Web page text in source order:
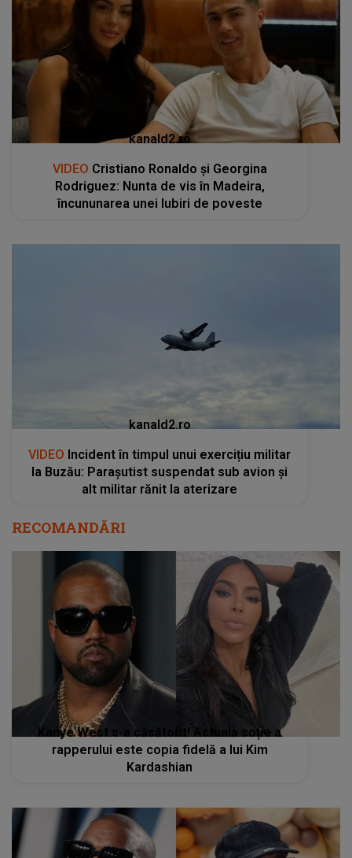
kanald2.ro
VIDEO Cristiano Ronaldo și Georgina
Rodriguez: Nunta de vis în Madeira,
încununarea unei Iubiri de poveste
kanald2.ro
VIDEO Incident în timpul unui exercițiu militar
la Buzău: Parașutist suspendat sub avion și
alt militar rănit la aterizare
RECOMANDĂRI
Kanye West s-a căsătorit! Actuala soție a
rapperului este copia fidelă a lui Kim
Kardashian